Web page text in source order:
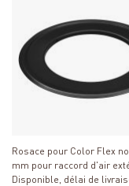
Rosace pour Color Flex
mm pour raccord d'air
Disponible, délai de